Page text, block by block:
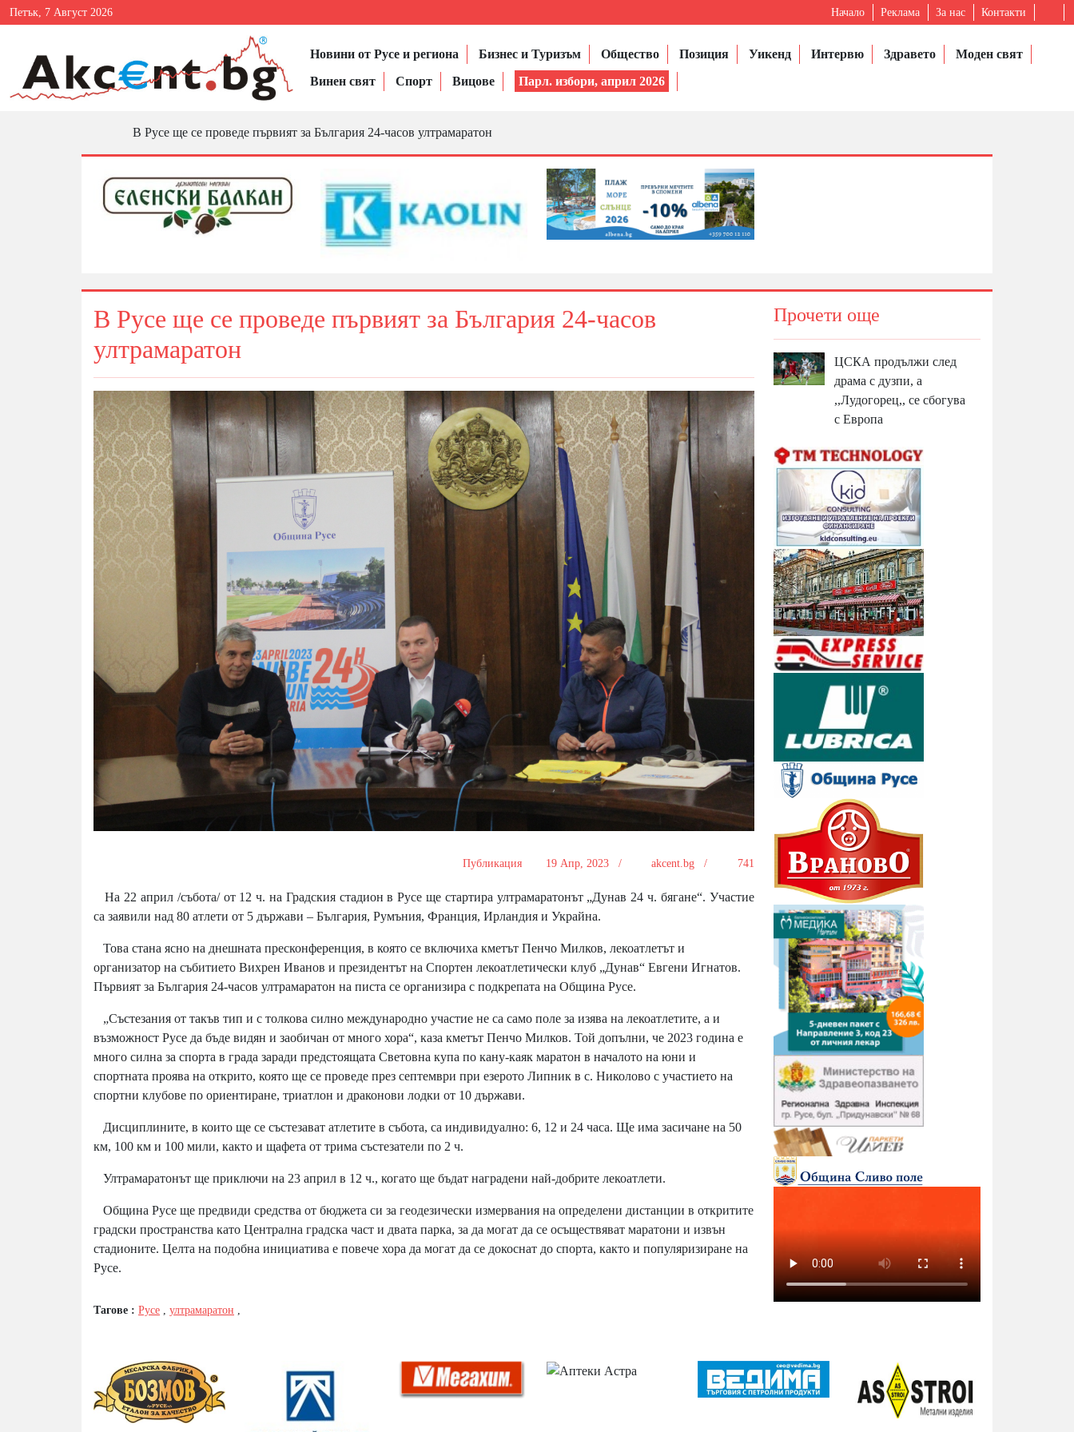
Петък, 7 Август 2026 Начало Реклама За нас Контакти
Новини от Русе и региона Бизнес и Туризъм Общество Позиция Уикенд Интервю Здравето
Моден свят
Винен свят
Спорт Вицове Парл. избори, април 2026
В Русе ще се проведе първият за България 24-часов ултрамаратон
В Русе ще се проведе първият за България 24-часов
ултрамаратон
Публикация 19 Апр, 2023 / akcent.bg / 741
На 22 април /събота/ от 12 ч. на Градския стадион в Русе ще стартира ултрамаратонът „Дунав 24 ч. бягане“. Участие
са заявили над 80 атлети от 5 държави – България, Румъния, Франция, Ирландия и Украйна.
Това стана ясно на днешната пресконференция, в която се включиха кметът Пенчо Милков, лекоатлетът и
организатор на събитието Вихрен Иванов и президентът на Спортен лекоатлетически клуб „Дунав“ Евгени Игнатов.
Първият за България 24-часов ултрамаратон на писта се организира с подкрепата на Община Русе.
„Състезания от такъв тип и с толкова силно международно участие не са само поле за изява на лекоатлетите, а и
възможност Русе да бъде видян и заобичан от много хора“, каза кметът Пенчо Милков. Той допълни, че 2023 година е
много силна за спорта в града заради предстоящата Световна купа по кану-каяк маратон в началото на юни и
спортната проява на открито, която ще се проведе през септември при езерото Липник в с. Николово с участието на
спортни клубове по ориентиране, триатлон и драконови лодки от 10 държави.
Дисциплините, в които ще се състезават атлетите в събота, са индивидуално: 6, 12 и 24 часа. Ще има засичане на 50
км, 100 км и 100 мили, както и щафета от трима състезатели по 2 ч.
Ултрамаратонът ще приключи на 23 април в 12 ч., когато ще бъдат наградени най-добрите лекоатлети.
Община Русе ще предвиди средства от бюджета си за геодезически измервания на определени дистанции в откритите
градски пространства като Централна градска част и двата парка, за да могат да се осъществяват маратони и извън
стадионите. Целта на подобна инициатива е повече хора да могат да се докоснат до спорта, както и популяризиране на
Русе.
Тагове : Русе , ултрамаратон ,
Прочети още
ЦСКА продължи след
драма с дузпи, а
,,Лудогорец,, се сбогува
с Европа